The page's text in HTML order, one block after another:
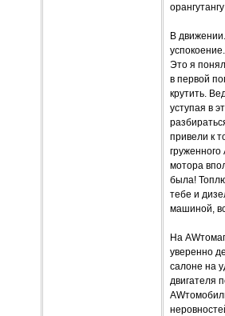
В
Это я
в первой
крутить.
уступая в
привели к
мотора
была!
тебе и
машиной,
На
уверенно
салоне на
двигателя